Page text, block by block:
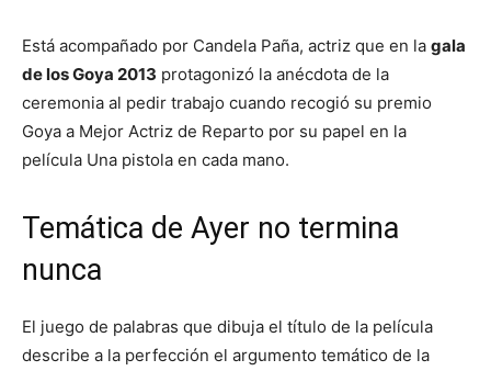
Está acompañado por Candela Paña, actriz que en la gala
de los Goya 2013 protagonizó la anécdota de la
ceremonia al pedir trabajo cuando recogió su premio
Goya a Mejor Actriz de Reparto por su papel en la
película Una pistola en cada mano.
Temática de Ayer no termina
nunca
El juego de palabras que dibuja el título de la película
describe a la perfección el argumento temático de la